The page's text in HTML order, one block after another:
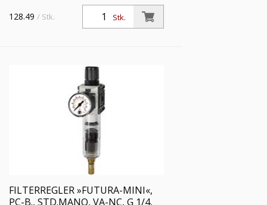
Stk.
128.49 / Stk.
FILTERREGLER »FUTURA-MINI«,
PC-B., STD.MANO, VA-NC, G 1/4,